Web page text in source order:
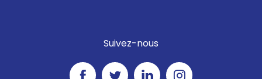
Suivez-nous